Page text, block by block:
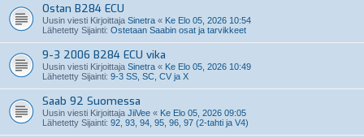
Ostan B284 ECU
Uusin viesti Kirjoittaja Sinetra « Ke Elo 05, 2026 10:54
Lähetetty Sijainti: Ostetaan Saabin osat ja tarvikkeet
9-3 2006 B284 ECU vika
Uusin viesti Kirjoittaja Sinetra « Ke Elo 05, 2026 10:49
Lähetetty Sijainti: 9-3 SS, SC, CV ja X
Saab 92 Suomessa
Uusin viesti Kirjoittaja JiiVee « Ke Elo 05, 2026 09:05
Lähetetty Sijainti: 92, 93, 94, 95, 96, 97 (2-tahti ja V4)